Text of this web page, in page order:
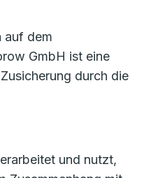
auf dem
GmbH ist eine
durch die
und nutzt,